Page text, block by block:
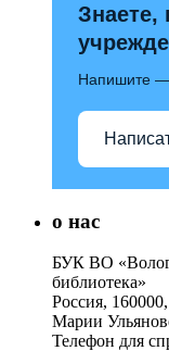
Знаете,
Напишите
о нас
БУК ВО
библиотека»
Россия,
Марии
Телефон для